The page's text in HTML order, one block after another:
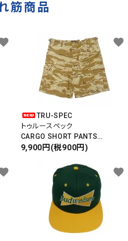
筋商品
TRU-SPEC
トゥルースペック
CARGO SHORT PANTS
カーゴショートパンツ
タイガーカモ
9,900円(税900円)
favorite
favorite